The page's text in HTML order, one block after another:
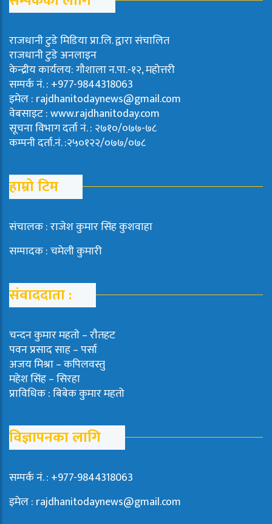
राजधानी टुडे मिडिया प्रा.लि. द्वारा संचालित
राजधानी टुडे अनलाइन
केन्द्रीय कार्यलय: गौशाला न.पा.-१२, महोत्तरी
सम्पर्क नं. : +977-9844318063
इमेल : rajdhanitodaynews@gmail.com
वेबसाइट : www.rajdhanitoday.com
सूचना विभाग दर्ता नं. : २७१०/०७७-७८
कम्पनी दर्ता.नं. :२५०१२२/०७७/०७८
हाम्रो टिम
संचालक : राजेश कुमार सिंह कुशवाहा
सम्पादक : चमेली कुमारी
संवाददाता :
चन्दन कुमार महताे – राैतहट
पवन प्रसाद साह – पर्सा
अजय मिश्रा – कपिलवस्तु
महेश सिंह – सिरहा
प्राविधिक : बिबेक कुमार महतो
विज्ञापनका लागि
सम्पर्क नं. : +977-9844318063
इमेल : rajdhanitodaynews@gmail.com